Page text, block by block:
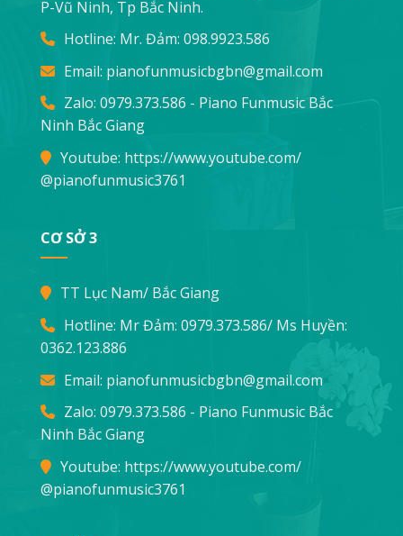
P-Vũ Ninh, Tp Bắc Ninh.
Hotline: Mr. Đảm: 098.9923.586
Email: pianofunmusicbgbn@gmail.com
Zalo: 0979.373.586 - Piano Funmusic Bắc
Ninh Bắc Giang
Youtube: https://www.youtube.com/
@pianofunmusic3761
CƠ SỞ 3
TT Lục Nam/ Bắc Giang
Hotline: Mr Đảm: 0979.373.586/ Ms Huyền:
0362.123.886
Email: pianofunmusicbgbn@gmail.com
Zalo: 0979.373.586 - Piano Funmusic Bắc
Ninh Bắc Giang
Youtube: https://www.youtube.com/
@pianofunmusic3761